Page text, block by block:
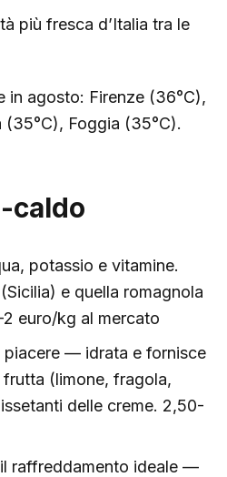
più fresca d’Italia tra le
in agosto: Firenze (36°C),
(35°C), Foggia (35°C).
caldo
potassio e vitamine.
e quella romagnola
euro/kg al mercato
piacere — idrata e fornisce
(limone, fragola,
delle creme. 2,50-
raffreddamento ideale —